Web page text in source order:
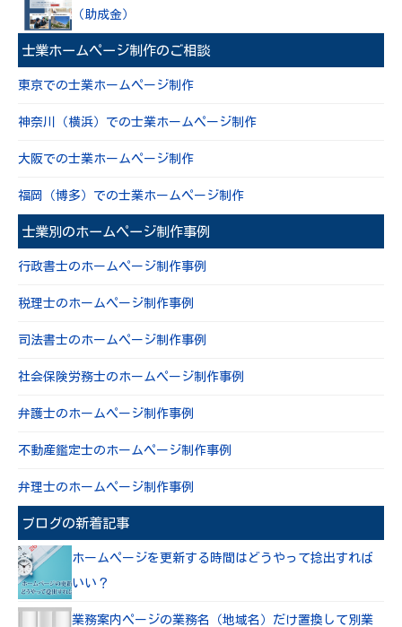
（助成金）
士業ホームページ制作のご相談
東京での士業ホームページ制作
神奈川（横浜）での士業ホームページ制作
大阪での士業ホームページ制作
福岡（博多）での士業ホームページ制作
士業別のホームページ制作事例
行政書士のホームページ制作事例
税理士のホームページ制作事例
司法書士のホームページ制作事例
社会保険労務士のホームページ制作事例
弁護士のホームページ制作事例
不動産鑑定士のホームページ制作事例
弁理士のホームページ制作事例
ブログの新着記事
ホームページを更新する時間はどうやって捻出すれば
いい？
業務案内ページの業務名（地域名）だけ置換して別業